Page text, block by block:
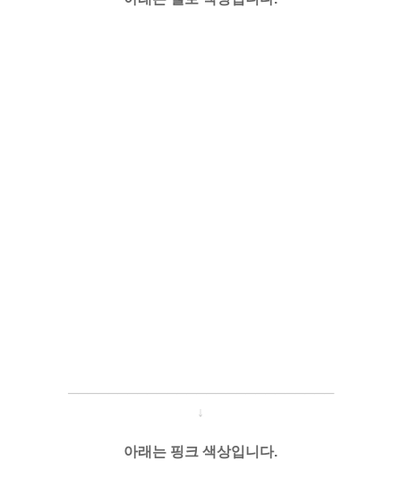
───────────────────────────
↓
아래는 핑크 색상입니다.